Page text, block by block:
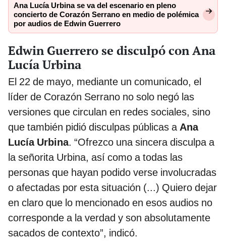
Ana Lucía Urbina se va del escenario en pleno
concierto de Corazón Serrano en medio de polémica
por audios de Edwin Guerrero
Edwin Guerrero se disculpó con Ana
Lucía Urbina
El 22 de mayo, mediante un comunicado, el
líder de Corazón Serrano no solo negó las
versiones que circulan en redes sociales, sino
que también pidió disculpas públicas aAna
Lucía Urbina. “Ofrezco una sincera disculpa a
la señorita Urbina, así como a todas las
personas que hayan podido verse involucradas
o afectadas por esta situación (...) Quiero dejar
en claro que lo mencionado en esos audios no
corresponde a la verdad y son absolutamente
sacados de contexto”, indicó.